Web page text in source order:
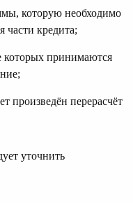
которую необходимо
части кредита;
которых принимаются
произведён перерасчёт
уточнить